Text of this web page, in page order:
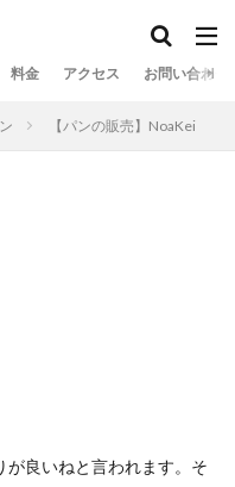
料金 アクセス お問い合わせ
【パンの販売】NoaKei
良いねと言われます。そ